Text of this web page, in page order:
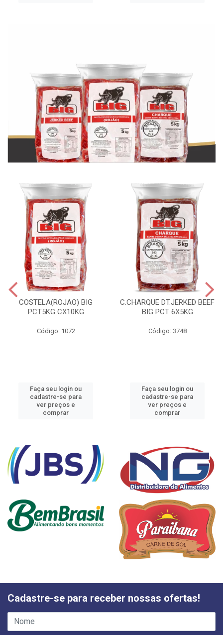
COSTELA(ROJAO) BIG
PCT5KG CX10KG
Código: 1072
Faça seu login ou
cadastre-se para
ver preços e
comprar
C.CHARQUE DT.JERKED BEEF
BIG PCT 6X5KG
Código: 3748
Faça seu login ou
cadastre-se para
ver preços e
comprar
Cadastre-se para receber nossas ofertas!